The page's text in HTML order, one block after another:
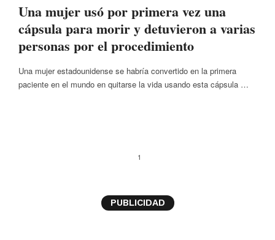
Una mujer usó por primera vez una
cápsula para morir y detuvieron a varias
personas por el procedimiento
Una mujer estadounidense se habría convertido en la primera
paciente en el mundo en quitarse la vida usando esta cápsula …
1
PUBLICIDAD